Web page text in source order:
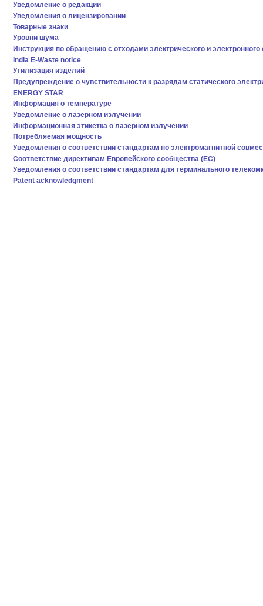
Уведомление о редакции
Уведомления о лицензировании
Товарные знаки
Уровни шума
Инструкция по обращению с отходами электрического и электронного
India E-Waste notice
Утилизация изделий
Предупреждение о чувствительности к разрядам статического
ENERGY STAR
Информация о температуре
Уведомление о лазерном излучении
Информационная этикетка о лазерном излучении
Потребляемая мощность
Уведомления о соответствии стандартам по электромагнитной
Соответствие директивам Европейского сообщества (EC)
Уведомления о соответствии стандартам для терминального
Patent acknowledgment